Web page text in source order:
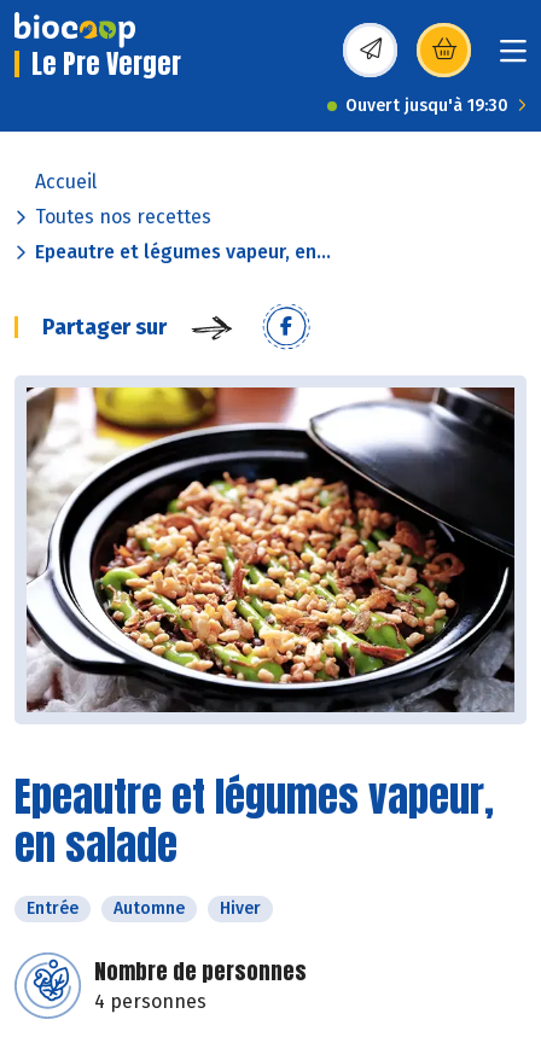
Le Pre Verger (s’ouvre dans une
Ouvert jusqu'à 19:30
Accueil
Toutes nos recettes
Epeautre et légumes vapeur, en...
Partager sur
Epeautre et légumes vapeur,
en salade
Entrée Automne Hiver
Nombre de personnes
4 personnes